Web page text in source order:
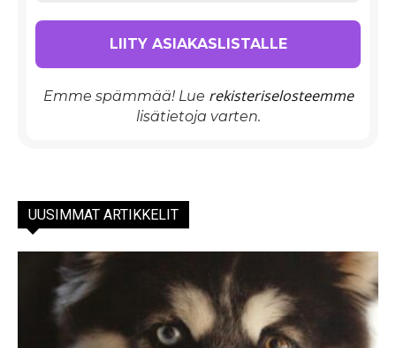
Emme spämmää! Lue rekisteriselosteemme
lisätietoja varten.
UUSIMMAT ARTIKKELIT